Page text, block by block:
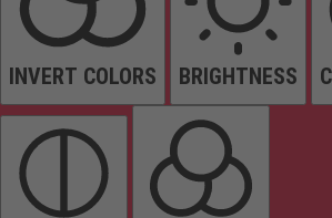
INVERT COLORS BRIGHTNESS